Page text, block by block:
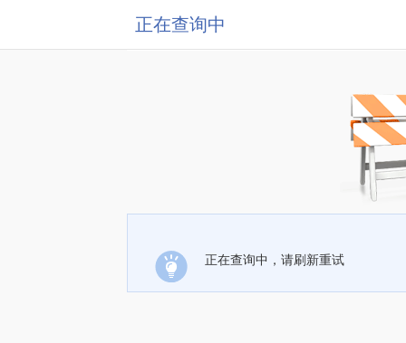
正在查询中
正在查询中，请刷新重试